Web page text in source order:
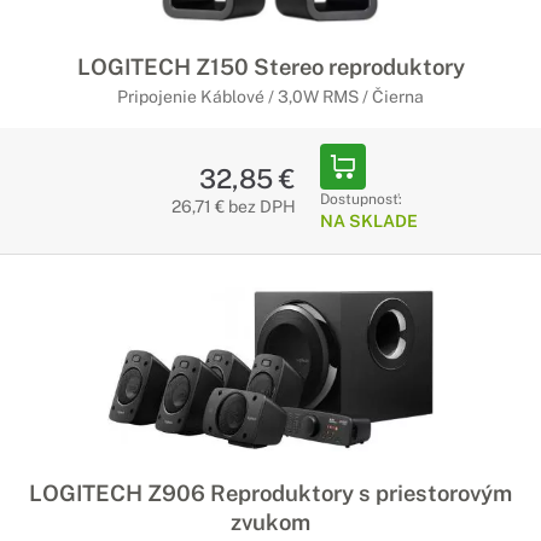
LOGITECH Z150 Stereo reproduktory
Pripojenie Káblové / 3,0W RMS / Čierna
32,85 €
26,71 € bez DPH Dostupnosť:
NA SKLADE
LOGITECH Z906 Reproduktory s priestorovým
zvukom